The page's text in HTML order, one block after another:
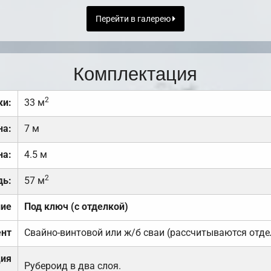
Перейти в галерею
Комплектация
33 м2
7 м
4.5 м
57 м2
Под ключ (с отделкой)
Свайно-винтовой или ж/б сваи (рассчитываются
Рубероид в два слоя.